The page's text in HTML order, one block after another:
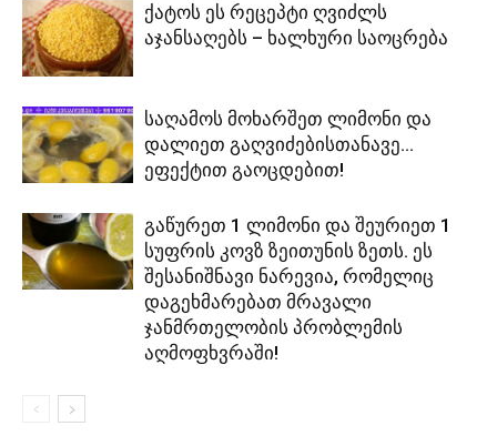
ქატოს ეს რეცეპტი ღვიძლს
აჯანსაღებს – ხალხური საოცრება
საღამოს მოხარშეთ ლიმონი და
დალიეთ გაღვიძებისთანავე…
ეფექტით გაოცდებით!
გაწურეთ 1 ლიმონი და შეურიეთ 1
სუფრის კოვზ ზეითუნის ზეთს. ეს
შესანიშნავი ნარევია, რომელიც
დაგეხმარებათ მრავალი
ჯანმრთელობის პრობლემის
აღმოფხვრაში!